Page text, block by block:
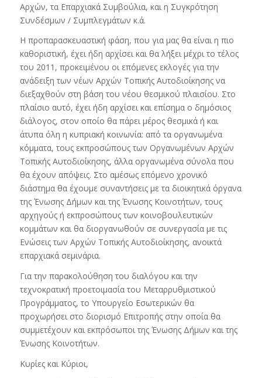
Αρχών, τα Επαρχιακά Συμβούλια, και η Συγκρότηση
Συνδέσμων / Συμπλεγμάτων κ.ά.
Η προπαρασκευαστική φάση, που για μας θα είναι η πιο
καθοριστική, έχει ήδη αρχίσει και θα λήξει μέχρι το τέλος
του 2011, προκειμένου οι επόμενες εκλογές για την
ανάδειξη των νέων Αρχών Τοπικής Αυτοδιοίκησης να
διεξαχθούν στη βάση του νέου θεσμικού πλαισίου. Στο
πλαίσιο αυτό, έχει ήδη αρχίσει και επίσημα ο δημόσιος
διάλογος, στον οποίο θα πάρει μέρος θεσμικά ή και
άτυπα όλη η κυπριακή κοινωνία: από τα οργανωμένα
κόμματα, τους εκπροσώπους των Οργανωμένων Αρχών
Τοπικής Αυτοδιοίκησης, άλλα οργανωμένα σύνολα που
θα έχουν απόψεις. Στο αμέσως επόμενο χρονικό
διάστημα θα έχουμε συναντήσεις με τα διοικητικά όργανα
της Ένωσης Δήμων και της Ένωσης Κοινοτήτων, τους
αρχηγούς ή εκπροσώπους των κοινοβουλευτικών
κομμάτων και θα διοργανωθούν σε συνεργασία με τις
Ενώσεις των Αρχών Τοπικής Αυτοδιοίκησης, ανοικτά
επαρχιακά σεμινάρια.
Για την παρακολούθηση του διαλόγου και την
τεχνοκρατική προετοιμασία του Μεταρρυθμιστικού
Προγράμματος, το Υπουργείο Εσωτερικών θα
προχωρήσει στο διορισμό Επιτροπής στην οποία θα
συμμετέχουν και εκπρόσωποι της Ένωσης Δήμων και της
Ένωσης Κοινοτήτων.
Κυρίες και Κύριοι,